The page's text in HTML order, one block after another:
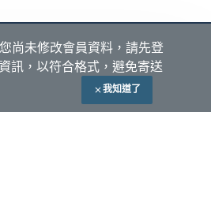
帳號
貨到付款
ATM 匯款
我知道了
尚未修改會員資料，請先登
訊，以符合格式，避免寄送